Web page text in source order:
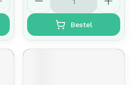
Bestel